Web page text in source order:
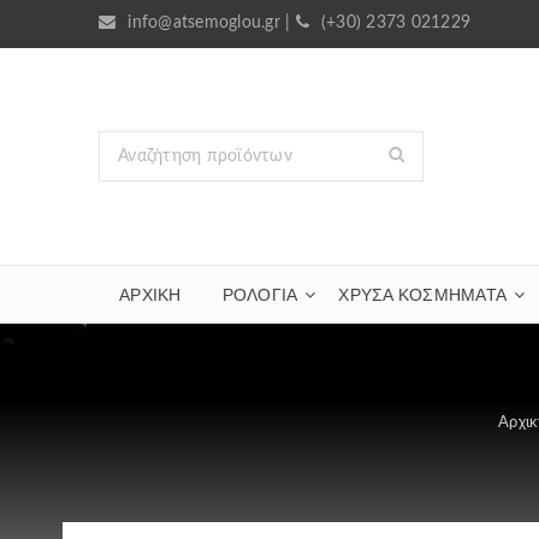
info@atsemoglou.gr| (+30) 2373 021229
ΑΡΧΙΚΗ ΡΟΛΟΓΙΑ ΧΡΥΣΆ ΚΟΣΜΉΜΑΤΑ